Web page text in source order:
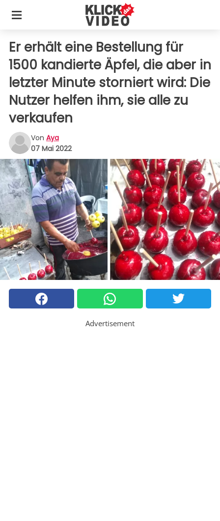
Er erhält eine Bestellung für
1500 kandierte Äpfel, die aber in
letzter Minute storniert wird: Die
Nutzer helfen ihm, sie alle zu
verkaufen
Von Aya
07 Mai 2022
Advertisement